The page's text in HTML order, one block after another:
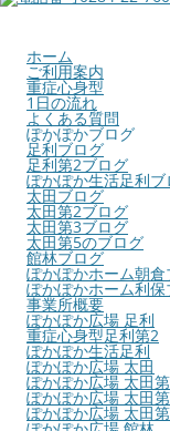
ホーム
ご利用案内
重症心身型
1日の流れ
よくある質問
ぽかぽかブログ
足利ブログ
足利第2ブログ
ぽかぽか生活足利ブ
太田ブログ
太田第2ブログ
太田第3ブログ
太田第5のブログ
館林ブログ
ぽかぽかホーム朝倉
ぽかぽかホーム利保
事業所概要
ぽかぽか広場 足利
重症心身型足利第2
ぽかぽか生活足利
ぽかぽか広場 太田
ぽかぽか広場 太田
ぽかぽか広場 太田
ぽかぽか広場 太田